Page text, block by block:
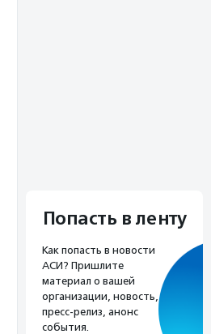
Попасть в ленту
Как попасть в новости
АСИ? Пришлите
материал о вашей
организации, новость,
пресс-релиз, анонс
события.